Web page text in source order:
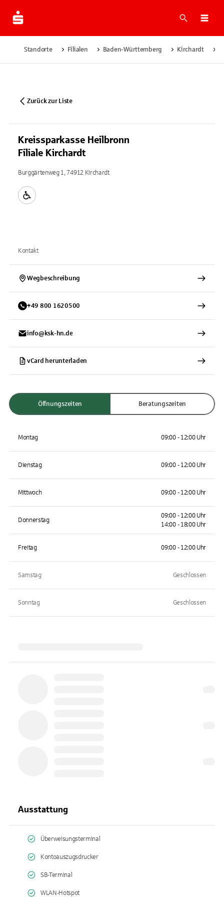
Suche
Standorte Filialen Baden-Württemberg Kirchardt
Zurück zur Liste
Kreissparkasse Heilbronn
Filiale Kirchardt
Burggärtenweg 1, 74912 Kirchardt
Kontakt
Wegbeschreibung
+49 800 1620500
info@ksk-hn.de
vCard herunterladen
Öffnungszeiten Beratungszeiten
Montag 09:00 - 12:00 Uhr
Dienstag 09:00 - 12:00 Uhr
Mittwoch 09:00 - 12:00 Uhr
Donnerstag
09:00 - 12:00 Uhr
14:00 - 18:00 Uhr
Freitag 09:00 - 12:00 Uhr
Samstag Geschlossen
Sonntag Geschlossen
Ausstattung
Überweisungsterminal
Kontoauszugsdrucker
SB-Terminal
WLAN-Hotspot